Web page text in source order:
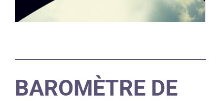
BAROMÈTRE DE